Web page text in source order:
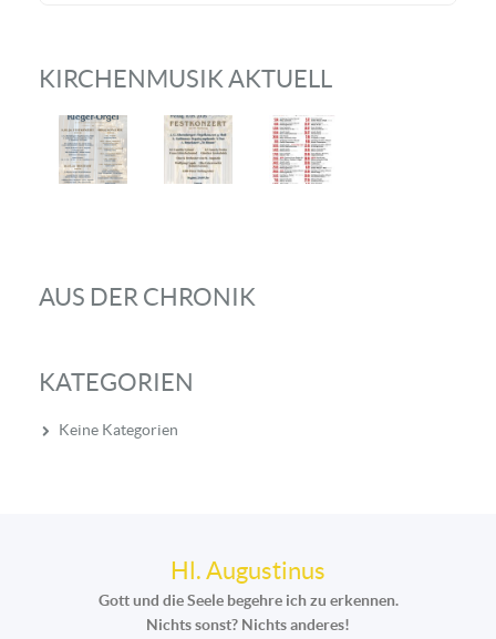
KIRCHENMUSIK AKTUELL
AUS DER CHRONIK
KATEGORIEN
Keine Kategorien
Hl. Augustinus
Gott und die Seele begehre ich zu erkennen.
Nichts sonst? Nichts anderes!